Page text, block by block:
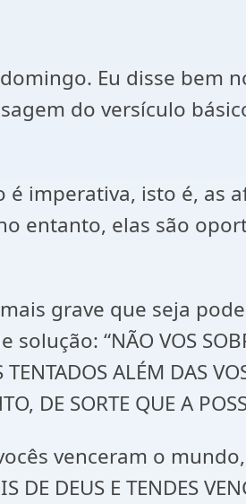
Eu disse bem
do versículo
é imperativa, isto é,
entanto, elas são
mais grave que seja
“NÃO VOS
ALÉM DAS
DE SORTE QUE A
venceram o
DEUS E TENDES